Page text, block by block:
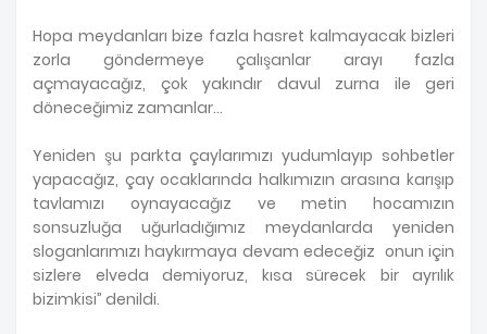
Hopa meydanları bize fazla hasret kalmayacak bizleri
zorla göndermeye çalışanlar arayı fazla
açmayacağız, çok yakındır davul zurna ile geri
döneceğimiz zamanlar…
Yeniden şu parkta çaylarımızı yudumlayıp sohbetler
yapacağız, çay ocaklarında halkımızın arasına karışıp
tavlamızı oynayacağız ve metin hocamızın
sonsuzluğa uğurladığımız meydanlarda yeniden
sloganlarımızı haykırmaya devam edeceğiz onun için
sizlere elveda demiyoruz, kısa sürecek bir ayrılık
bizimkisi” denildi.